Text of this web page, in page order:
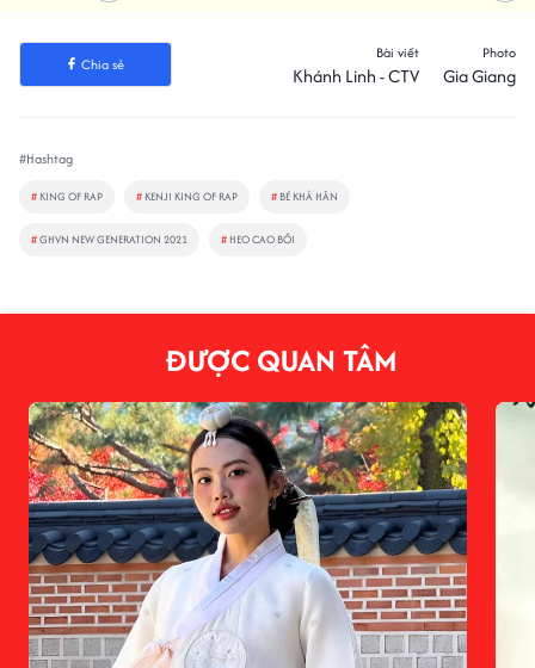
Chia sẻ
Bài viết
Khánh Linh - CTV
Photo
Gia Giang
#Hashtag
# KING OF RAP # KENJI KING OF RAP # BÉ KHẢ HÂN
#GHVN NEW GENERATION 2021 # HEO CAO BỒI
ĐƯỢC QUAN TÂM